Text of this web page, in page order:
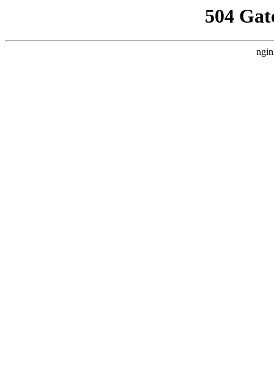
504